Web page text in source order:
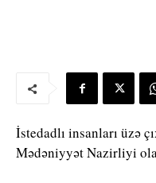
İstedadlı insanları üzə
Mədəniyyət Nazirliyi